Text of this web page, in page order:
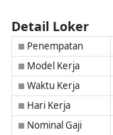
Detail Loker
■ Penempatan
■ Model Kerja
■ Waktu Kerja
■ Hari Kerja
■ Nominal Gaji